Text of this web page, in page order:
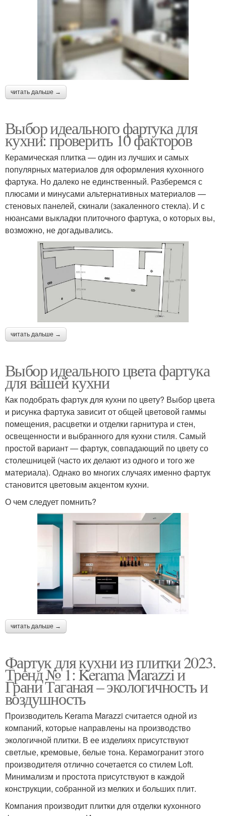
читать дальше →
Выбор идеального фартука для
кухни: проверить 10 факторов
Керамическая плитка — один из лучших и самых
популярных материалов для оформления кухонного
фартука. Но далеко не единственный. Разберемся с
плюсами и минусами альтернативных материалов —
стеновых панелей, скинали (закаленного стекла). И с
нюансами выкладки плиточного фартука, о которых вы,
возможно, не догадывались.
читать дальше →
Выбор идеального цвета фартука
для вашей кухни
Как подобрать фартук для кухни по цвету? Выбор цвета
и рисунка фартука зависит от общей цветовой гаммы
помещения, расцветки и отделки гарнитура и стен,
освещенности и выбранного для кухни стиля. Самый
простой вариант ― фартук, совпадающий по цвету со
столешницей (часто их делают из одного и того же
материала). Однако во многих случаях именно фартук
становится цветовым акцентом кухни.
О чем следует помнить?
читать дальше →
Фартук для кухни из плитки 2023.
Тренд № 1: Kerama Marazzi и
Грани Таганая – экологичность и
воздушность
Производитель Kerama Marazzi считается одной из
компаний, которые направлены на производство
экологичной плитки. В ее изделиях присутствуют
светлые, кремовые, белые тона. Керамогранит этого
производителя отлично сочетается со стилем Loft.
Минимализм и простота присутствуют в каждой
конструкции, собранной из мелких и больших плит.
Компания производит плитки для отделки кухонного